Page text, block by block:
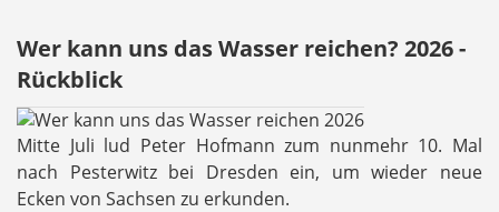
Wer kann uns das Wasser reichen? 2026 -
Rückblick
Mitte Juli lud Peter Hofmann zum nunmehr 10. Mal
nach Pesterwitz bei Dresden ein, um wieder neue
Ecken von Sachsen zu erkunden.